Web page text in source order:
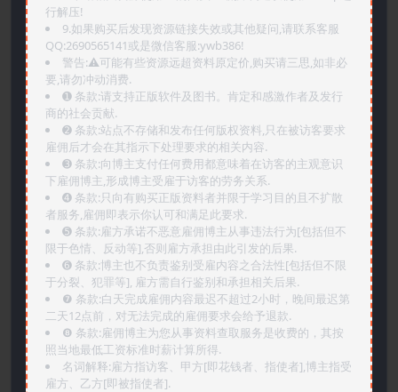
行解压!
9.如果购买后发现资源链接失效或其他疑问,请联系客服
QQ:2690565141或是微信客服:ywb386!
警告:⚠️可能有些资源远超资料原定价,购买请三思,如非必
要,请勿冲动消费.
➊️ 条款:请支持正版软件及图书。肯定和感激作者及发行
商的社会贡献.
➋️ 条款:站点不存储和发布任何版权资料,只在被访客要求
雇佣后才会在其指示下处理要求的相关内容.
➌️ 条款:向博主支付任何费用都意味着在访客的主观意识
下雇佣博主,形成博主受雇于访客的劳务关系.
➍️ 条款:只向有购买正版资料者并限于学习目的且不扩散
者服务,雇佣即表示你认可和满足此要求.
➎ 条款:雇方承诺不恶意雇佣博主从事违法行为[包括但不
限于色情、反动等],否则雇方承担由此引发的后果.
➏️ 条款:博主也不负责鉴别受雇内容之合法性[包括但不限
于分裂、犯罪等], 雇方需自行鉴别和承担相关后果.
❼ 条款:白天完成雇佣内容最迟不超过2小时，晚间最迟第
二天12点前，对无法完成的雇佣要求会给予退款.
❽ 条款:雇佣博主为您从事资料查取服务是收费的，其按
照当地最低工资标准时薪计算所得.
名词解释:雇方指访客、甲方[即花钱者、指使者],博主指受
雇方、乙方[即被指使者].